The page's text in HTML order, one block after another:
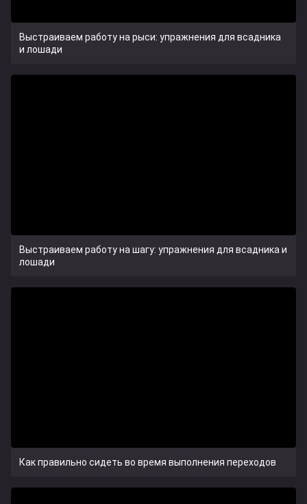
Выстраиваем работу на рыси: упражнения для всадника
и лошади
Выстраиваем работу на шагу: упражнения для всадника и
лошади
Как правильно сидеть во время выполнения переходов